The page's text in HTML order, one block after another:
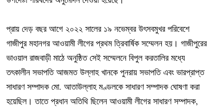
প্রায় দেড় বছর আগে ২০২২ সালের ১৯ নভেম্বর উৎসবমুখর পরিবেশে
গাজীপুর মহানগর আওয়ামী লীগের প্রথম ত্রিবার্ষিক সম্মেলন হয়। গাজীপুরের
ভাওয়াল রাজবাড়ী মাঠে অনুষ্ঠিত সেই সম্মেলনে বিপুল করতালির মধ্যে
তৎকালীন সভাপতি আজমত উল্লাহ খানকে পুনরায় সভাপতি এবং ভারপ্রাপ্ত
সাধারণ সম্পাদক মো. আতাউল্লাহ মণ্ডলকে সাধারণ সম্পাদক ঘোষণা করা
হয়েছিল। তাতে প্রধান অতিথি ছিলেন আওয়ামী লীগের সাধারণ সম্পাদক,